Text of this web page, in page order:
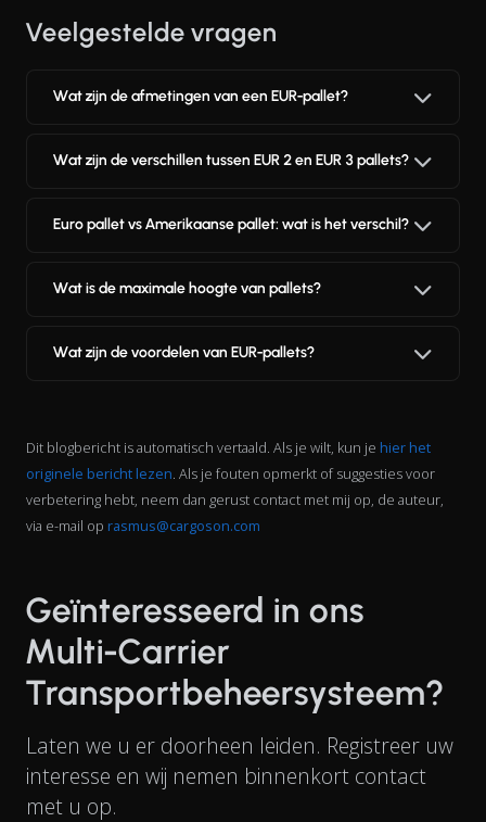
Veelgestelde vragen
Wat zijn de afmetingen van een EUR-pallet?
Wat zijn de verschillen tussen EUR 2 en EUR 3 pallets?
Euro pallet vs Amerikaanse pallet: wat is het verschil?
Wat is de maximale hoogte van pallets?
Wat zijn de voordelen van EUR-pallets?
Dit blogbericht is automatisch vertaald. Als je wilt, kun je hier het
originele bericht lezen. Als je fouten opmerkt of suggesties voor
verbetering hebt, neem dan gerust contact met mij op, de auteur,
via e-mail op rasmus@cargoson.com
Geïnteresseerd in ons
Multi-Carrier
Transportbeheersysteem?
Laten we u er doorheen leiden. Registreer uw
interesse en wij nemen binnenkort contact
met u op.